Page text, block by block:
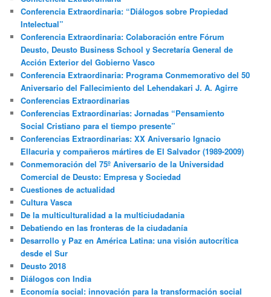
Conferencia Extraordinaria: “Diálogos sobre Propiedad
Intelectual”
Conferencia Extraordinaria: Colaboración entre Fórum
Deusto, Deusto Business School y Secretaría General de
Acción Exterior del Gobierno Vasco
Conferencia Extraordinaria: Programa Conmemorativo del 50
Aniversario del Fallecimiento del Lehendakari J. A. Agirre
Conferencias Extraordinarias
Conferencias Extraordinarias: Jornadas “Pensamiento
Social Cristiano para el tiempo presente”
Conferencias Extraordinarias: XX Aniversario Ignacio
Ellacuria y compañeros mártires de El Salvador (1989-2009)
Conmemoración del 75º Aniversario de la Universidad
Comercial de Deusto: Empresa y Sociedad
Cuestiones de actualidad
Cultura Vasca
De la multiculturalidad a la multiciudadania
Debatiendo en las fronteras de la ciudadanía
Desarrollo y Paz en América Latina: una visión autocrítica
desde el Sur
Deusto 2018
Diálogos con India
Economía social: innovación para la transformación social